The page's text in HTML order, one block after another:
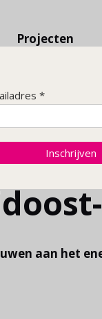
Projecten
aan het
*
Inschrijven